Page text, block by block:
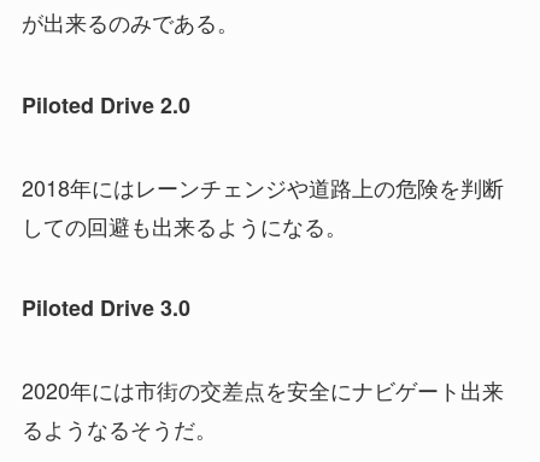
が出来るのみである。
Piloted Drive 2.0
2018年にはレーンチェンジや道路上の危険を判断
しての回避も出来るようになる。
Piloted Drive 3.0
2020年には市街の交差点を安全にナビゲート出来
るようなるそうだ。